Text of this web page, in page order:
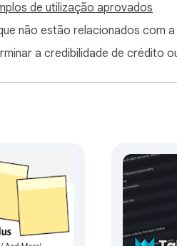
de utilização aprovados
não estão relacionados com
a credibilidade de crédito